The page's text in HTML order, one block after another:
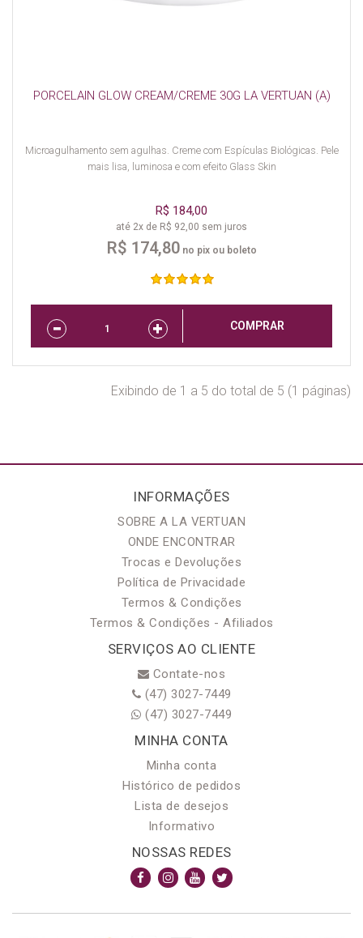
PORCELAIN GLOW CREAM/CREME 30G LA VERTUAN (A)
Microagulhamento sem agulhas. Creme com Espículas Biológicas. Pele
mais lisa, luminosa e com efeito Glass Skin
R$ 184,00
até 2x de R$ 92,00 sem juros
R$ 174,80no pix ou boleto
COMPRAR
Exibindo de 1 a 5 do total de 5 (1 páginas)
INFORMAÇÕES
SOBRE A LA VERTUAN
ONDE ENCONTRAR
Trocas e Devoluções
Política de Privacidade
Termos & Condições
Termos & Condições - Afiliados
SERVIÇOS AO CLIENTE
Contate-nos
(47) 3027-7449
(47) 3027-7449
MINHA CONTA
Minha conta
Histórico de pedidos
Lista de desejos
Informativo
NOSSAS REDES